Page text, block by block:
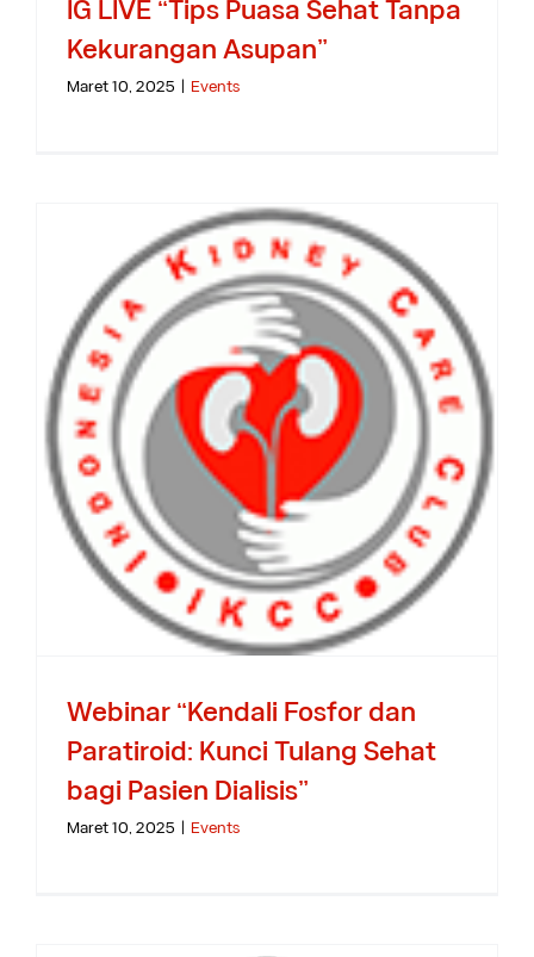
IG LIVE “Tips Puasa Sehat Tanpa
Kekurangan Asupan”
Maret 10, 2025 Events
Webinar “Kendali Fosfor dan
Paratiroid: Kunci Tulang Sehat
bagi Pasien Dialisis”
Maret 10, 2025 Events